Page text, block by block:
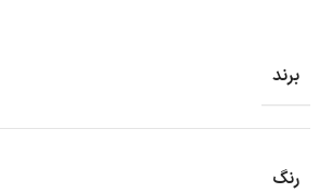
برند
رنگ